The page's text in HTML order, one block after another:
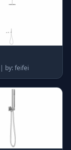
分类：花洒 | by: feifei